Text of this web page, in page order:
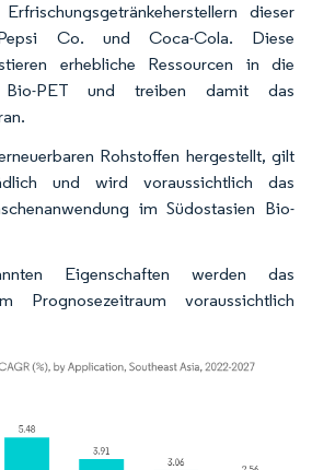
dieser
Co. und Coca-Cola. Diese
erhebliche Ressourcen in die
PET und treiben damit das
Rohstoffen hergestellt, gilt
und wird voraussichtlich das
im Südostasien Bio-
Eigenschaften werden das
Prognosezeitraum voraussichtlich